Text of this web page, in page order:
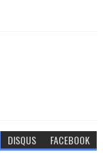
DISQUS FACEBOOK